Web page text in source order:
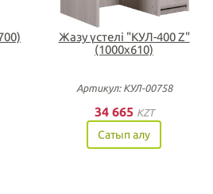
Жазу үстелі "КУЛ-400 Z"
(1000х610)
Артикул: КУЛ-00758
34 665 KZT
Сатып алу